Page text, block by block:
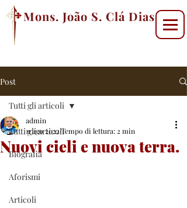
Mons. João S. Clá Dias
Post
Tutti gli articoli
Biografia
Aforismi
Articoli
Tutti gli articoli
Nuovi cieli e nuova terra.
admin
11 ago 2022 Tempo di lettura: 2 min